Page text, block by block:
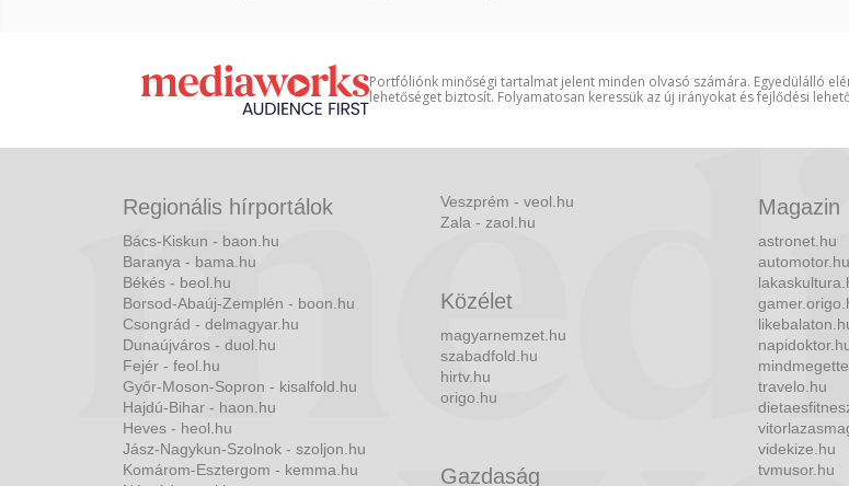
Portfóliónk minőségi tartalmat jelent minden olvasó számára. Egyedülálló
lehetőséget biztosít. Folyamatosan keressük az új irányokat és fejlődési
Regionális hírportálok
Bács-Kiskun - baon.hu
Baranya - bama.hu
Békés - beol.hu
Borsod-Abaúj-Zemplén - boon.hu
Csongrád - delmagyar.hu
Dunaújváros - duol.hu
Fejér - feol.hu
Győr-Moson-Sopron - kisalfold.hu
Hajdú-Bihar - haon.hu
Heves - heol.hu
Jász-Nagykun-Szolnok - szoljon.hu
Komárom-Esztergom - kemma.hu
Veszprém - veol.hu
Zala - zaol.hu
Közélet
magyarnemzet.hu
szabadfold.hu
hirtv.hu
origo.hu
Gazdaság
Magazin
astronet.hu
automotor.hu
travelo.hu
videkize.hu
tvmusor.hu